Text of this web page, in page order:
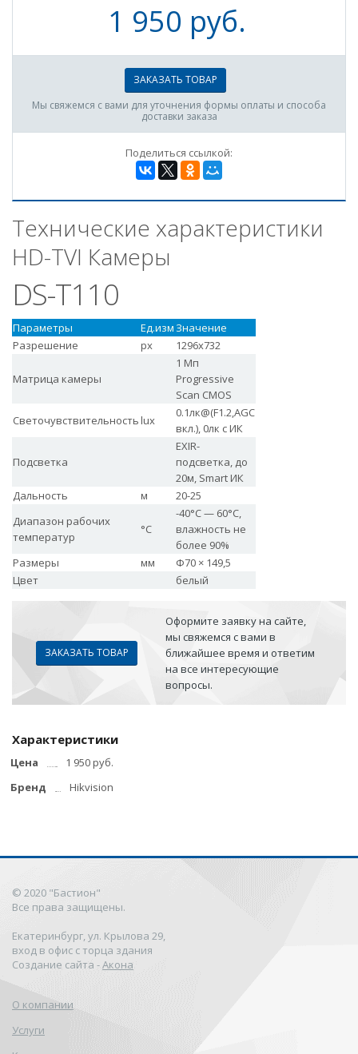
1 950 руб.
ЗАКАЗАТЬ ТОВАР
Мы свяжемся с вами для уточнения формы оплаты и способа
доставки заказа
Поделиться ссылкой:
Технические характеристики
HD-TVI Камеры
DS-T110
Параметры Ед.изм Значение
Разрешение
px 1296x732
Матрица камеры
1 Мп
Progressive
Scan CMOS
Светочувствительностьlux
0.1лк@(F1.2,AGC
вкл.), 0лк с ИК
Подсветка
EXIR-
подсветка, до
20м, Smart ИК
Дальность
м
20-25
Диапазон рабочих
температур
°С
-40°С — 60°С,
влажность не
более 90%
Размеры
мм
Ф70 × 149,5
Цвет
белый
ЗАКАЗАТЬ ТОВАР
Оформите заявку на сайте,
мы свяжемся с вами в
ближайшее время и ответим
на все интересующие
вопросы.
Характеристики
Цена
1 950 руб.
Бренд
Hikvision
© 2020 "Бастион"
Все права защищены.
Екатеринбург, ул. Крылова 29,
вход в офис с торца здания
Создание сайта -Акона
О компании
Услуги